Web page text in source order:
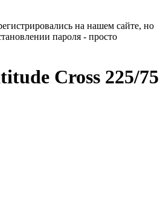
на нашем сайте, но
пароля - просто
Cross 225/75